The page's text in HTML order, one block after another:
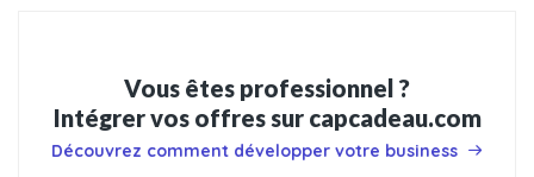
Vous êtes professionnel ?
Intégrer vos offres sur capcadeau.com
Découvrez comment développer votre business